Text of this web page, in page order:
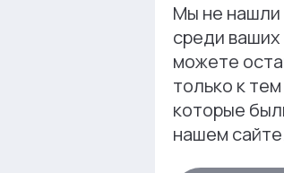
Мы не нашли
среди
можете
только к
которые
нашем